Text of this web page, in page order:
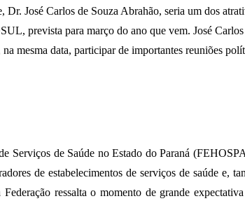
Dr. José Carlos de Souza Abrahão, seria um dos
prevista para março do ano que vem. José
mesma data, participar de importantes reuniões
Serviços de Saúde no Estado do Paraná
de estabelecimentos de serviços de saúde e,
ressalta o momento de grande